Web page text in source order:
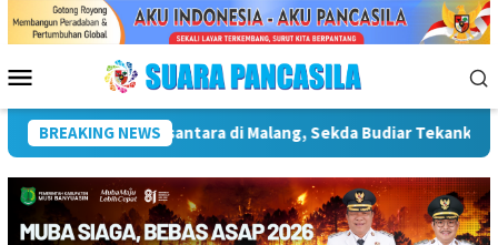
Menu
Mobile
BREAKING NEWS
Kebudayaan Wakil Wali Kota Lepas Lomba